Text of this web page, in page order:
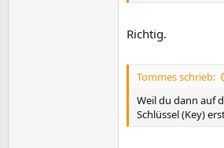
Richtig.
Tommes schrieb:
Weil du dann auf
Schlüssel (Key)